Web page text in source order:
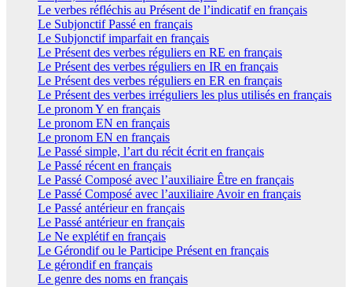
Le verbes réfléchis au Présent de l’indicatif en français
Le Subjonctif Passé en français
Le Subjonctif imparfait en français
Le Présent des verbes réguliers en RE en français
Le Présent des verbes réguliers en IR en français
Le Présent des verbes réguliers en ER en français
Le Présent des verbes irréguliers les plus utilisés en français
Le pronom Y en français
Le pronom EN en français
Le pronom EN en français
Le Passé simple, l’art du récit écrit en français
Le Passé récent en français
Le Passé Composé avec l’auxiliaire Être en français
Le Passé Composé avec l’auxiliaire Avoir en français
Le Passé antérieur en français
Le Passé antérieur en français
Le Ne explétif en français
Le Gérondif ou le Participe Présent en français
Le gérondif en français
Le genre des noms en français